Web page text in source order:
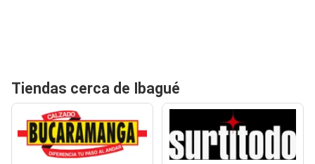
Tiendas cerca de Ibagué